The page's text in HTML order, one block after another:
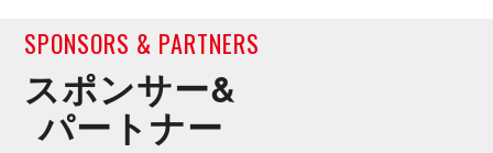
SPONSORS & PARTNERS
スポンサー&
パートナー